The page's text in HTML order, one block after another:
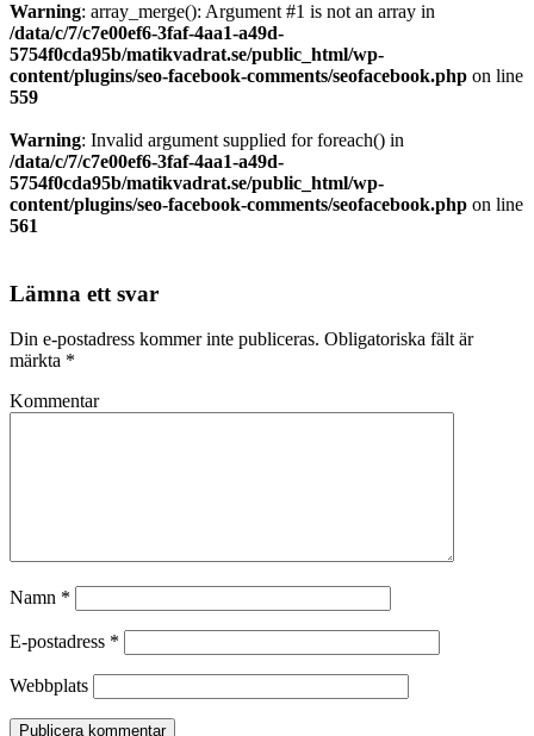
Warning: array_merge(): Argument #1 is not an array in
/data/c/7/c7e00ef6-3faf-4aa1-a49d-
5754f0cda95b/matikvadrat.se/public_html/wp-
content/plugins/seo-facebook-comments/seofacebook.php on line
559
Warning: Invalid argument supplied for foreach() in
/data/c/7/c7e00ef6-3faf-4aa1-a49d-
5754f0cda95b/matikvadrat.se/public_html/wp-
content/plugins/seo-facebook-comments/seofacebook.php on line
561
Lämna ett svar
Din e-postadress kommer inte publiceras. Obligatoriska fält är
märkta *
Kommentar
Namn *
E-postadress *
Webbplats